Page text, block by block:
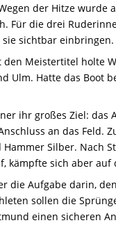
der Hitze wurde
Für die drei
sichtbar einbringen.
Meistertitel holte
Ulm. Hatte das Boot
ihr großes Ziel:
an das Feld.
Hammer Silber.
kämpfte sich aber
die Aufgabe darin,
sollen die
einen sicheren